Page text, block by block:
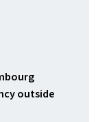
outside